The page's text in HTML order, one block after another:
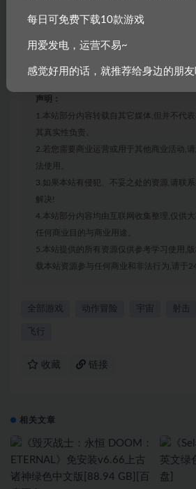
存储空间:
需要 2048 MB 可
声明：
1.本站部分内容转载自其它媒体,但并不代
其真实性负责。
2.若您需要商业运营或用于其他商业活动,
法使用。
3.如果本站有侵犯、不妥之处的资源,请联
解决!
4.本站部分内容均由互联网收集整理,仅供大
任何商业目的与商业用途。
5.本站提供的所有资源仅供参考学习使用,
载本站资源参与任何商业和非法行为,请于
全部游戏 动作冒险 宇宙 射击
飞行
收藏 链接
相关文章
每日可免费下载10款游戏
用爱发电，运营不易~
感觉好用的话，就推荐给身边的朋